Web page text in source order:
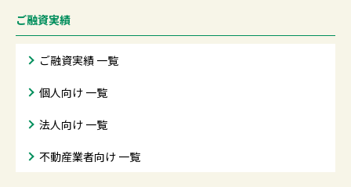
ご融資実績
ご融資実績 一覧
個人向け 一覧
法人向け 一覧
不動産業者向け 一覧